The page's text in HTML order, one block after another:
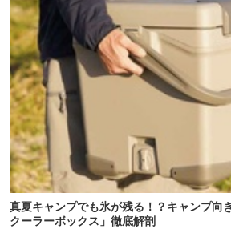
真夏キャンプでも氷が残る！？キャンプ向
クーラーボックス」徹底解剖